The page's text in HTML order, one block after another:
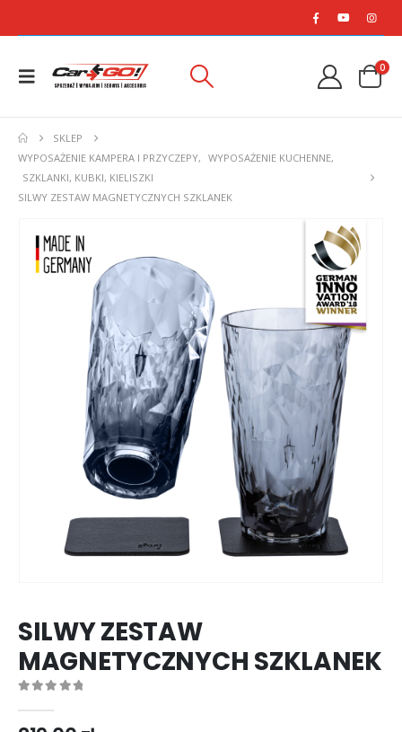
0
SKLEP
WYPOSAŻENIE KAMPERA I PRZYCZEPY, WYPOSAŻENIE KUCHENNE,
SZKLANKI, KUBKI, KIELISZKI
SILWY ZESTAW MAGNETYCZNYCH SZKLANEK
SILWY ZESTAW
MAGNETYCZNYCH SZKLANEK